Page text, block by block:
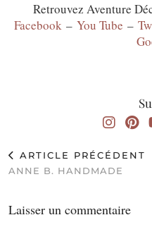
Retrouvez Aventure
Facebook – You Tube –
ARTICLE PRÉCÉDENT
ANNE B. HANDMADE
Laisser un commentaire